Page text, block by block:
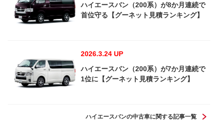
ハイエースバン（200系）が8か月連続で
首位守る【グーネット見積ランキング】
2026.3.24 UP
ハイエースバン（200系）が7か月連続で
1位に【グーネット見積ランキング】
ハイエースバンの中古車に関する記事一覧